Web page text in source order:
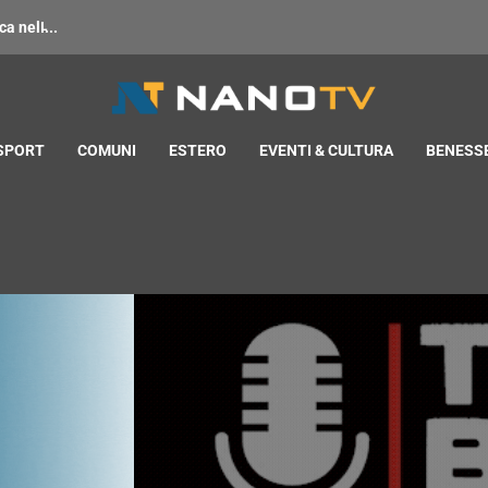
nell̵...
COMUNI ESTERO EVENTI & CULTURA